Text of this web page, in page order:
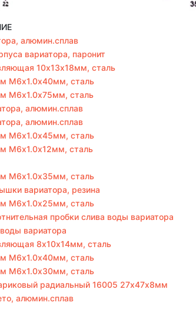
алюмин.сплав
вариатора, паронит
10x13х18мм, сталь
M6х1.0х40мм, сталь
M6х1.0х75мм, сталь
алюмин.сплав
алюмин.сплав
M6х1.0х45мм, сталь
M6х1.0х12мм, сталь
M6х1.0х35мм, сталь
вариатора, резина
M6х1.0х25мм, сталь
пробки слива воды вариатора
вариатора
8x10х14мм, сталь
M6х1.0х40мм, сталь
M6х1.0х30мм, сталь
радиальный 16005 27х47х8мм
алюмин.сплав